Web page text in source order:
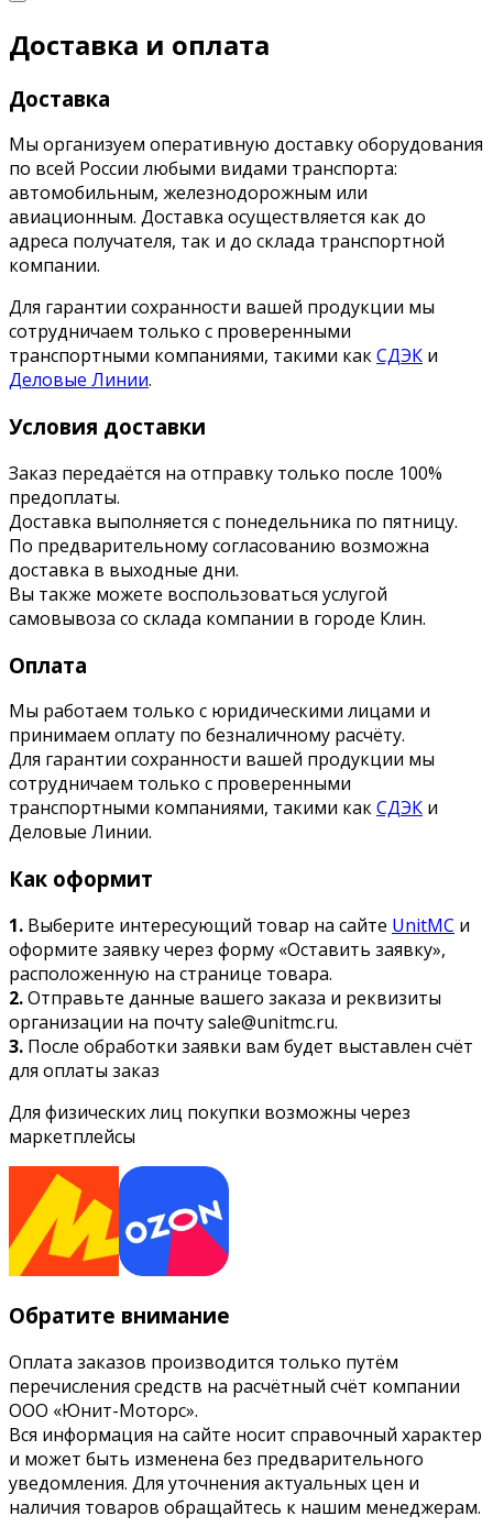
Доставка и оплата
Доставка
Мы организуем оперативную доставку оборудования
по всей России любыми видами транспорта:
автомобильным, железнодорожным или
авиационным. Доставка осуществляется как до
адреса получателя, так и до склада транспортной
компании.
Для гарантии сохранности вашей продукции мы
сотрудничаем только с проверенными
транспортными компаниями, такими какСДЭК и
Деловые Линии.
Условия доставки
Заказ передаётся на отправку только после 100%
предоплаты.
Доставка выполняется с понедельника по пятницу.
По предварительному согласованию возможна
доставка в выходные дни.
Вы также можете воспользоваться услугой
самовывоза со склада компании в городе Клин.
Оплата
Мы работаем только с юридическими лицами и
принимаем оплату по безналичному расчёту.
Для гарантии сохранности вашей продукции мы
сотрудничаем только с проверенными
транспортными компаниями, такими какСДЭК и
Деловые Линии.
Как оформит
1. Выберите интересующий товар на сайте UnitMC и
оформите заявку через форму «Оставить заявку»,
расположенную на странице товара.
2.Отправьте данные вашего заказа и реквизиты
организации на почту sale@unitmc.ru.
3. После обработки заявки вам будет выставлен счёт
для оплаты заказ
Для физических лиц покупки возможны через
маркетплейсы
Обратите внимание
Оплата заказов производится только путём
перечисления средств на расчётный счёт компании
ООО «Юнит-Моторс».
Вся информация на сайте носит справочный характер
и может быть изменена без предварительного
уведомления. Для уточнения актуальных цен и
наличия товаров обращайтесь к нашим менеджерам.